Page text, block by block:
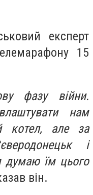
експерт
15
фазу війни.
нам
котел, але за
і
думаю їм цього
він.